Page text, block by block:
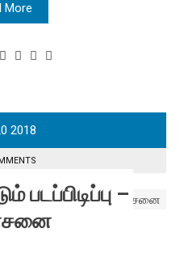
More
2018
படப்பிடிப்பு –